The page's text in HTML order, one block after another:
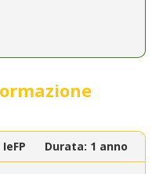
Durata: 1 anno